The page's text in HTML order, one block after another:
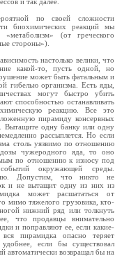
по своей сложности
биохимических реакций мы
(от греческого
стороны»).
настолько велики, что
какой-то, пусть одной, но
может быть фатальным и
гибелью организма. Есть яды,
могут быстро убить
способностью останавливать
реакцию. Все это
пирамиду консервных
Вытащите одну банку или одну
рассыплется. Но если
столь уязвимо по отношению
чужеродного яда, то оно
по отношению к износу под
окружающей среды.
Допустим, что никто не
и не вытащит одну из них из
может расшататься от
мимо тяжелого грузовика, кто-
нижний ряд или толкнуть
что продавцы внимательно
и поправляют ее, если какие-
пирамидка опасно теряет
если бы существовал
автоматически возвращал бы на